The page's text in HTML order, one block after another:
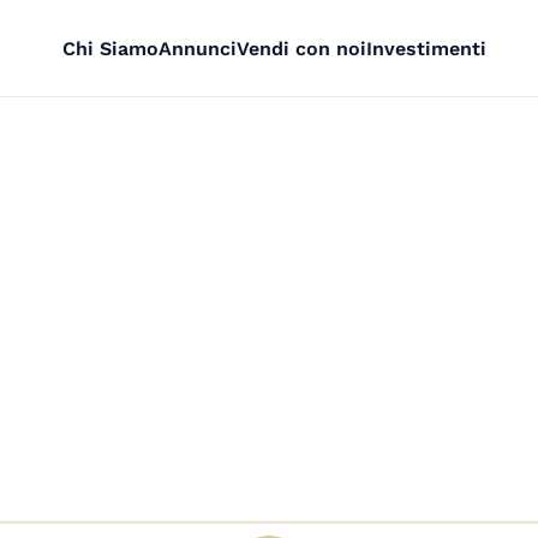
Chi SiamoAnnunciVendi con noiInvestimenti